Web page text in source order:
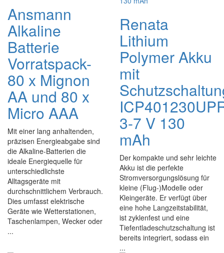
Ansmann
Alkaline
Batterie
Vorratspack-
80 x Mignon
AA und 80 x
Micro AAA
Mit einer lang anhaltenden,
präzisen Energieabgabe sind
die Alkaline-Batterien die
ideale Energiequelle für
unterschiedlichste
Alltagsgeräte mit
durchschnittlichem Verbrauch.
Dies umfasst elektrische
Geräte wie Wetterstationen,
Taschenlampen, Wecker oder
...
Renata
Lithium
Polymer Akku
mit
3-7 V 130
mAh
Der kompakte und sehr leichte
Akku ist die perfekte
Stromversorgungslösung für
kleine (Flug-)Modelle oder
Kleingeräte. Er verfügt über
eine hohe Langzeitstabilität,
ist zyklenfest und eine
Tiefentladeschutzschaltung ist
bereits integriert, sodass ein
...